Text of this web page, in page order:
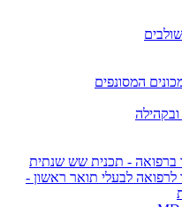
המסונפים
ברפואה - תכנית שש שנתית
לרפואה לבעלי תואר ראשון -